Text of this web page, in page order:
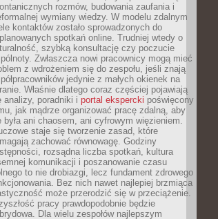
rozmów, budowania zaufania i
wymiany wiedzy. W modelu zdalnym
kontaktów zostało sprowadzonych do
spotkań online. Trudniej wtedy o
szybką konsultację czy poczucie
Zwłaszcza nowi pracownicy mogą mieć
z wdrożeniem się do zespołu, jeśli znają
jedynie z małych okienek na
Właśnie dlatego coraz częściej pojawiają
analizy, poradniki i portal ekspercki poświęcony
jak mądrze organizować pracę zdalną, aby
była ani chaosem, ani cyfrowym więzieniem.
staje się tworzenie zasad, które
zachować równowagę. Godziny
rozsądna liczba spotkań, kultura
komunikacji i poszanowanie czasu
to nie drobiazgi, lecz fundament zdrowego
Bez nich nawet najlepiej brzmiąca
może przerodzić się w przeciążenie.
pracy prawdopodobnie będzie
Dla wielu zespołów najlepszym